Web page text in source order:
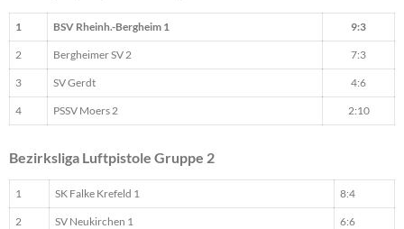
1 BSV Rheinh.-Bergheim 1 9:3
2 Bergheimer SV 2 7:3
3 SV Gerdt 4:6
4 PSSV Moers 2 2:10
Bezirksliga Luftpistole Gruppe 2
1 SK Falke Krefeld 1 8:4
2 SV Neukirchen 1 6:6